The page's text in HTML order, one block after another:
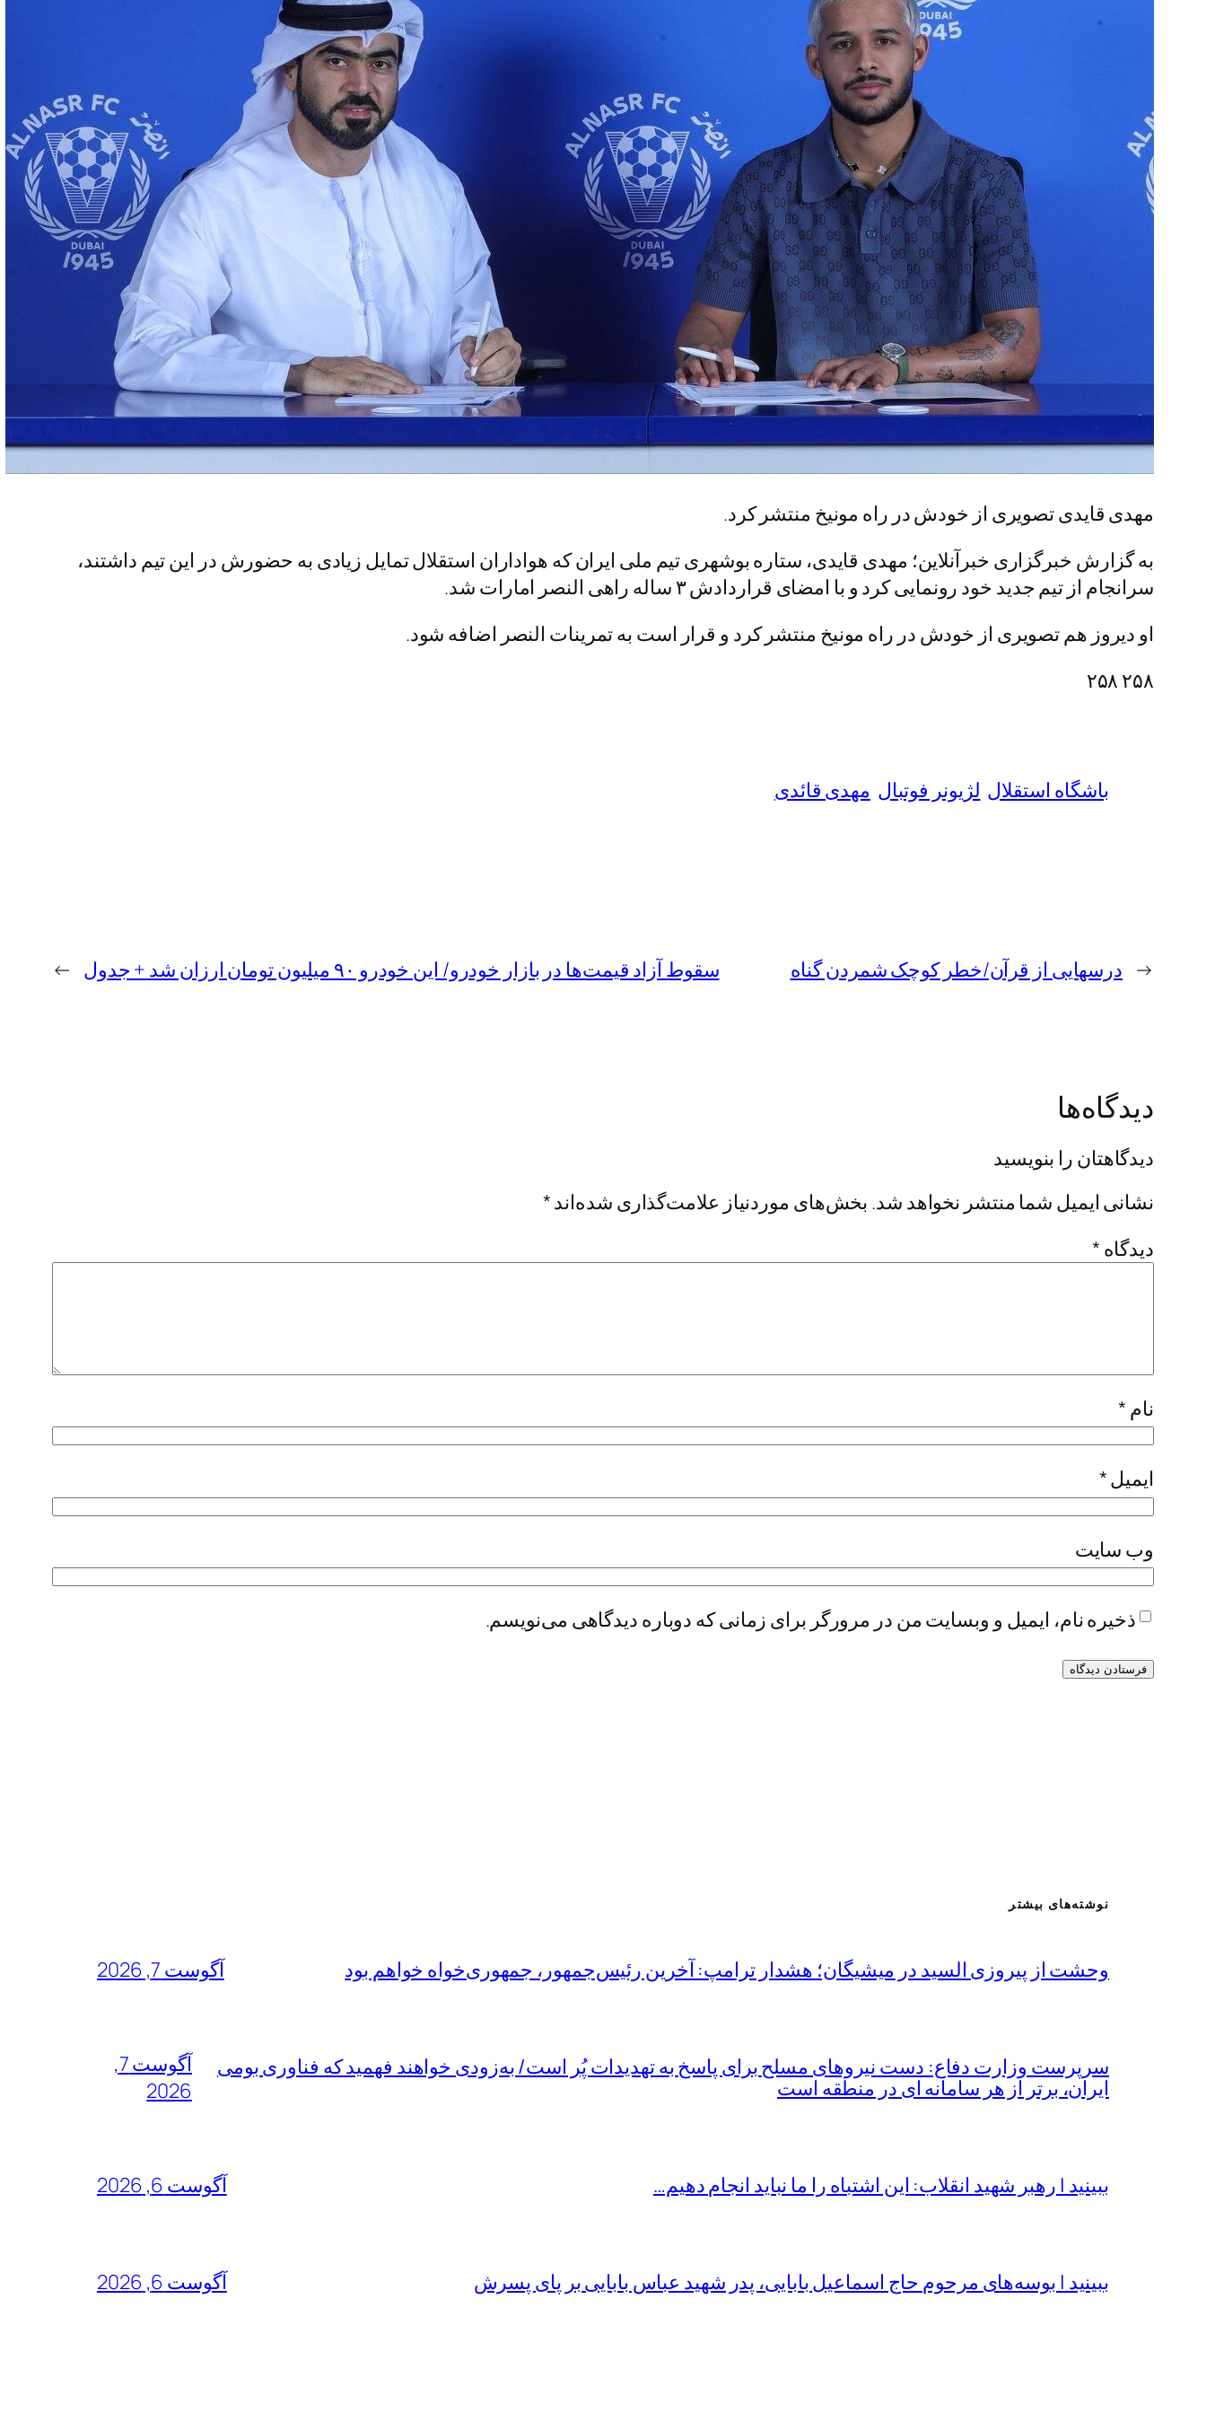
مهدی قایدی تصویری از خودش در راه مونیخ منتشر کرد.
به گزارش خبرگزاری خبرآنلاین؛ مهدی قایدی، ستاره بوشهری تیم ملی ایران که هواداران استقلال تمایل زیادی به حضورش در این تیم داشتند،
سرانجام از تیم جدید خود رونمایی کرد و با امضای قراردادش ۳ ساله راهی النصر امارات شد.
او دیروز هم تصویری از خودش در راه مونیخ منتشر کرد و قرار است به تمرینات النصر اضافه شود.
۲۵۸ ۲۵۸
باشگاه استقلال لژیونر فوتبال مهدی قائدی
← درسهایی از قرآن/خطر کوچک شمردن گناه سقوط آزاد قیمت‌ها در بازار خودرو/ این خودرو ۹۰ میلیون تومان ارزان شد + جدول →
دیدگاه‌ها
دیدگاهتان را بنویسید
نشانی ایمیل شما منتشر نخواهد شد. بخش‌های موردنیاز علامت‌گذاری شده‌اند*
دیدگاه *
نام *
ایمیل*
وب‌ سایت
ذخیره نام، ایمیل و وبسایت من در مرورگر برای زمانی که دوباره دیدگاهی می‌نویسم.
نوشته‌های بیشتر
وحشت از پیروزی السید در میشیگان؛ هشدار ترامپ: آخرین رئیس‌جمهور، جمهوری‌خواه خواهم بود آگوست 7, 2026
سرپرست وزارت دفاع: دست نیروهای مسلح برای پاسخ به تهدیدات پُر است/ به‌زودی خواهند فهمید که فناوری بومی
ایران، برتر از هر سامانه ای در منطقه است
آگوست 7,
2026
ببینید | رهبر شهید انقلاب: این اشتباه را ما نباید انجام دهیم… آگوست 6, 2026
ببینید | بوسه‌های مرحوم حاج اسماعیل بابایی، پدر شهید عباس بابایی بر پای پسرش آگوست 6, 2026